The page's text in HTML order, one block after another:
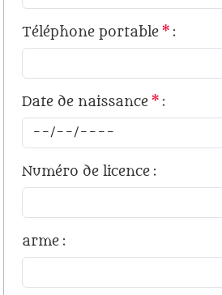
Téléphone portable * :
Date de naissance * :
Numéro de licence :
arme :